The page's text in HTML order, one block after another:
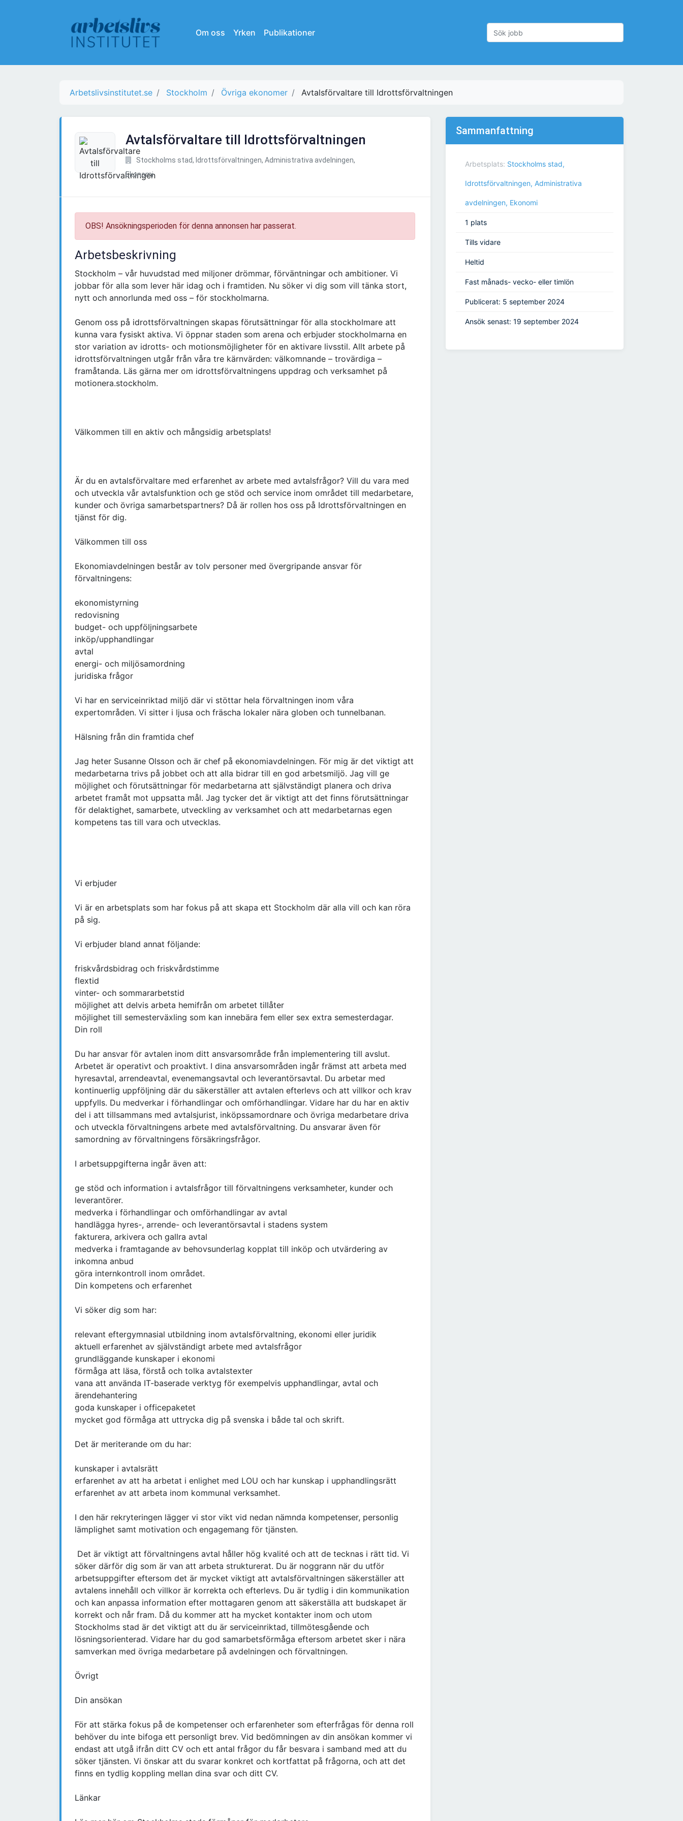
Om oss Yrken Publikationer
Arbetslivsinstitutet.se Stockholm Övriga ekonomer Avtalsförvaltare till Idrottsförvaltningen
Avtalsförvaltare till Idrottsförvaltningen
Stockholms stad, Idrottsförvaltningen, Administrativa avdelningen,
Ekonomi
OBS! Ansökningsperioden för denna annonsen har passerat.
Arbetsbeskrivning
Stockholm – vår huvudstad med miljoner drömmar, förväntningar och ambitioner. Vi
jobbar för alla som lever här idag och i framtiden. Nu söker vi dig som vill tänka stort,
nytt och annorlunda med oss – för stockholmarna.
Genom oss på idrottsförvaltningen skapas förutsättningar för alla stockholmare att
kunna vara fysiskt aktiva. Vi öppnar staden som arena och erbjuder stockholmarna en
stor variation av idrotts- och motionsmöjligheter för en aktivare livsstil. Allt arbete på
idrottsförvaltningen utgår från våra tre kärnvärden: välkomnande – trovärdiga –
framåtanda. Läs gärna mer om idrottsförvaltningens uppdrag och verksamhet på
motionera.stockholm.
Välkommen till en aktiv och mångsidig arbetsplats!
Är du en avtalsförvaltare med erfarenhet av arbete med avtalsfrågor? Vill du vara med
och utveckla vår avtalsfunktion och ge stöd och service inom området till medarbetare,
kunder och övriga samarbetspartners? Då är rollen hos oss på Idrottsförvaltningen en
tjänst för dig.
Välkommen till oss
Ekonomiavdelningen består av tolv personer med övergripande ansvar för
förvaltningens:
ekonomistyrning
redovisning
budget- och uppföljningsarbete
inköp/upphandlingar
avtal
energi- och miljösamordning
juridiska frågor
Vi har en serviceinriktad miljö där vi stöttar hela förvaltningen inom våra
expertområden. Vi sitter i ljusa och fräscha lokaler nära globen och tunnelbanan.
Hälsning från din framtida chef
Jag heter Susanne Olsson och är chef på ekonomiavdelningen. För mig är det viktigt att
medarbetarna trivs på jobbet och att alla bidrar till en god arbetsmiljö. Jag vill ge
möjlighet och förutsättningar för medarbetarna att självständigt planera och driva
arbetet framåt mot uppsatta mål. Jag tycker det är viktigt att det finns förutsättningar
för delaktighet, samarbete, utveckling av verksamhet och att medarbetarnas egen
kompetens tas till vara och utvecklas.
Vi erbjuder
Vi är en arbetsplats som har fokus på att skapa ett Stockholm där alla vill och kan röra
på sig.
Vi erbjuder bland annat följande:
friskvårdsbidrag och friskvårdstimme
flextid
vinter- och sommararbetstid
möjlighet att delvis arbeta hemifrån om arbetet tillåter
möjlighet till semesterväxling som kan innebära fem eller sex extra semesterdagar.
Din roll
Du har ansvar för avtalen inom ditt ansvarsområde från implementering till avslut.
Arbetet är operativt och proaktivt. I dina ansvarsområden ingår främst att arbeta med
hyresavtal, arrendeavtal, evenemangsavtal och leverantörsavtal. Du arbetar med
kontinuerlig uppföljning där du säkerställer att avtalen efterlevs och att villkor och krav
uppfylls. Du medverkar i förhandlingar och omförhandlingar. Vidare har du har en aktiv
del i att tillsammans med avtalsjurist, inköpssamordnare och övriga medarbetare driva
och utveckla förvaltningens arbete med avtalsförvaltning. Du ansvarar även för
samordning av förvaltningens försäkringsfrågor.
I arbetsuppgifterna ingår även att:
ge stöd och information i avtalsfrågor till förvaltningens verksamheter, kunder och
leverantörer.
medverka i förhandlingar och omförhandlingar av avtal
handlägga hyres-, arrende- och leverantörsavtal i stadens system
fakturera, arkivera och gallra avtal
medverka i framtagande av behovsunderlag kopplat till inköp och utvärdering av
inkomna anbud
göra internkontroll inom området.
Din kompetens och erfarenhet
Vi söker dig som har:
relevant eftergymnasial utbildning inom avtalsförvaltning, ekonomi eller juridik
aktuell erfarenhet av självständigt arbete med avtalsfrågor
grundläggande kunskaper i ekonomi
förmåga att läsa, förstå och tolka avtalstexter
vana att använda IT-baserade verktyg för exempelvis upphandlingar, avtal och
ärendehantering
goda kunskaper i officepaketet
mycket god förmåga att uttrycka dig på svenska i både tal och skrift.
Det är meriterande om du har:
kunskaper i avtalsrätt
erfarenhet av att ha arbetat i enlighet med LOU och har kunskap i upphandlingsrätt
erfarenhet av att arbeta inom kommunal verksamhet.
I den här rekryteringen lägger vi stor vikt vid nedan nämnda kompetenser, personlig
lämplighet samt motivation och engagemang för tjänsten.
Det är viktigt att förvaltningens avtal håller hög kvalité och att de tecknas i rätt tid. Vi
söker därför dig som är van att arbeta strukturerat. Du är noggrann när du utför
arbetsuppgifter eftersom det är mycket viktigt att avtalsförvaltningen säkerställer att
avtalens innehåll och villkor är korrekta och efterlevs. Du är tydlig i din kommunikation
och kan anpassa information efter mottagaren genom att säkerställa att budskapet är
korrekt och når fram. Då du kommer att ha mycket kontakter inom och utom
Stockholms stad är det viktigt att du är serviceinriktad, tillmötesgående och
lösningsorienterad. Vidare har du god samarbetsförmåga eftersom arbetet sker i nära
samverkan med övriga medarbetare på avdelningen och förvaltningen.
Övrigt
Din ansökan
För att stärka fokus på de kompetenser och erfarenheter som efterfrågas för denna roll
behöver du inte bifoga ett personligt brev. Vid bedömningen av din ansökan kommer vi
endast att utgå ifrån ditt CV och ett antal frågor du får besvara i samband med att du
söker tjänsten. Vi önskar att du svarar konkret och kortfattat på frågorna, och att det
finns en tydlig koppling mellan dina svar och ditt CV.
Länkar
Sammanfattning
Arbetsplats: Stockholms stad,
Idrottsförvaltningen, Administrativa
avdelningen, Ekonomi
1 plats
Tills vidare
Heltid
Fast månads- vecko- eller timlön
Publicerat: 5 september 2024
Ansök senast: 19 september 2024